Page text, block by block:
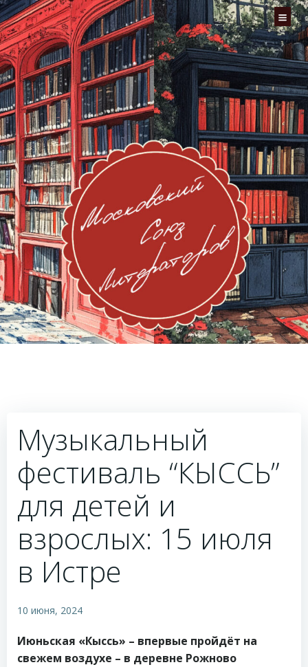
Перейти
к
содержимому
Музыкальный
фестиваль “КЫССЬ”
для детей и
взрослых: 15 июля
в Истре
10 июня, 2024
Июньская «Кыссь» – впервые пройдёт на
свежем воздухе – в деревне Рожново